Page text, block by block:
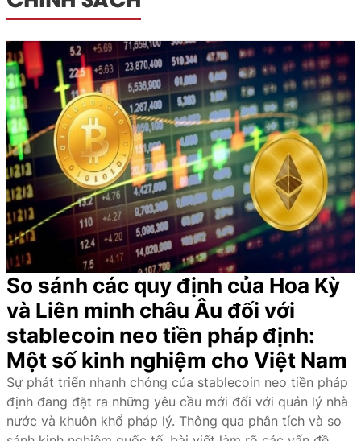
So sánh các quy định của Hoa Kỳ
và Liên minh châu Âu đối với
stablecoin neo tiền pháp định:
Một số kinh nghiệm cho Việt Nam
Sự phát triển nhanh chóng của stablecoin neo tiền pháp
định đang đặt ra những yêu cầu mới đối với quản lý nhà
nước và khuôn khổ pháp lý. Thông qua phân tích và so